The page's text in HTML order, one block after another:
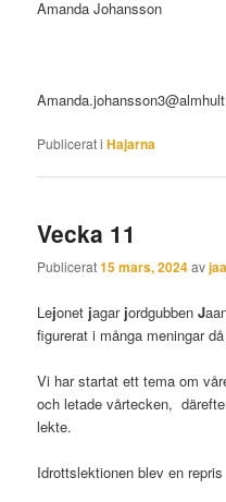
Amanda Johansson
Publicerat i Hajarna
Vecka 11
Publicerat15 mars, 2024av
Lejonet jagar jordgubbenJ
figurerat i många meningar
Vi har startat ett tema om
och letade vårtecken,
lekte.
Idrottslektionen blev en